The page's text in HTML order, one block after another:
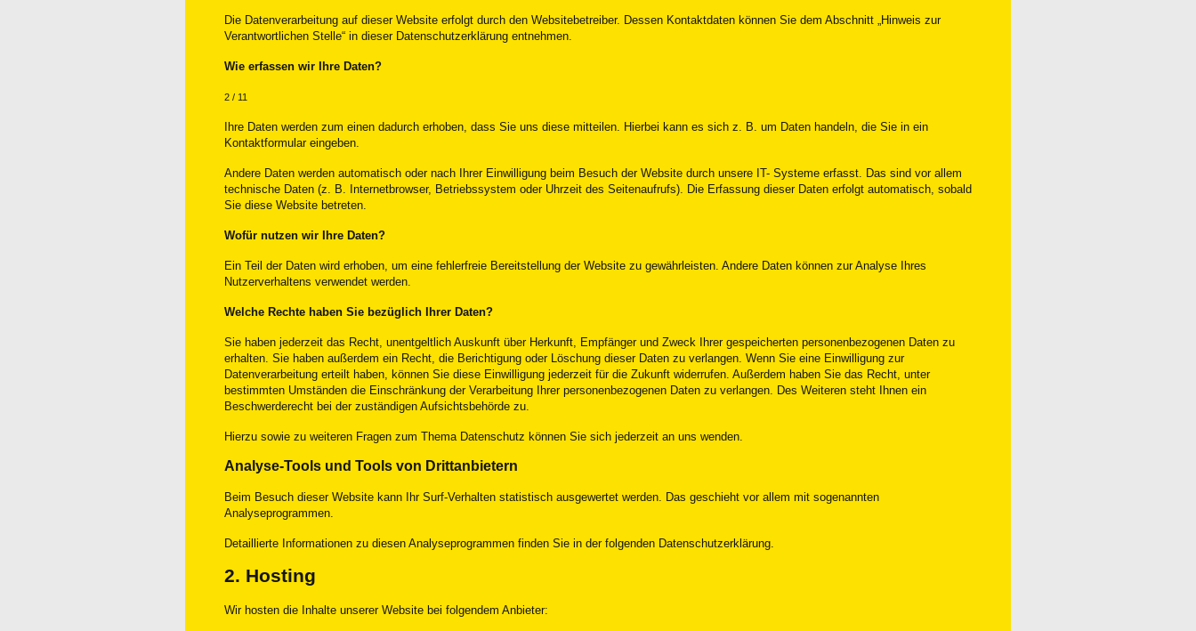
Die Datenverarbeitung auf dieser Website erfolgt durch den Websitebetreiber. Dessen Kontaktdaten können Sie dem Abschnitt „Hinweis zur
Verantwortlichen Stelle“ in dieser Datenschutzerklärung entnehmen.
Wie erfassen wir Ihre Daten?
2 / 11
Ihre Daten werden zum einen dadurch erhoben, dass Sie uns diese mitteilen. Hierbei kann es sich z. B. um Daten handeln, die Sie in ein
Kontaktformular eingeben.
Andere Daten werden automatisch oder nach Ihrer Einwilligung beim Besuch der Website durch unsere IT- Systeme erfasst. Das sind vor allem
technische Daten (z. B. Internetbrowser, Betriebssystem oder Uhrzeit des Seitenaufrufs). Die Erfassung dieser Daten erfolgt automatisch, sobald
Sie diese Website betreten.
Wofür nutzen wir Ihre Daten?
Ein Teil der Daten wird erhoben, um eine fehlerfreie Bereitstellung der Website zu gewährleisten. Andere Daten können zur Analyse Ihres
Nutzerverhaltens verwendet werden.
Welche Rechte haben Sie bezüglich Ihrer Daten?
Sie haben jederzeit das Recht, unentgeltlich Auskunft über Herkunft, Empfänger und Zweck Ihrer gespeicherten personenbezogenen Daten zu
erhalten. Sie haben außerdem ein Recht, die Berichtigung oder Löschung dieser Daten zu verlangen. Wenn Sie eine Einwilligung zur
Datenverarbeitung erteilt haben, können Sie diese Einwilligung jederzeit für die Zukunft widerrufen. Außerdem haben Sie das Recht, unter
bestimmten Umständen die Einschränkung der Verarbeitung Ihrer personenbezogenen Daten zu verlangen. Des Weiteren steht Ihnen ein
Beschwerderecht bei der zuständigen Aufsichtsbehörde zu.
Hierzu sowie zu weiteren Fragen zum Thema Datenschutz können Sie sich jederzeit an uns wenden.
Analyse-Tools und Tools von Drittanbietern
Beim Besuch dieser Website kann Ihr Surf-Verhalten statistisch ausgewertet werden. Das geschieht vor allem mit sogenannten
Analyseprogrammen.
Detaillierte Informationen zu diesen Analyseprogrammen finden Sie in der folgenden Datenschutzerklärung.
2. Hosting
Wir hosten die Inhalte unserer Website bei folgendem Anbieter: